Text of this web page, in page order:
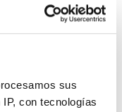
sus
con tecnologías